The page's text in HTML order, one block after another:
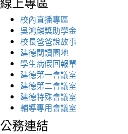
校內直播專區
吳鴻麟獎助學金
校長爸爸說故事
建德閱讀園地
學生病假回報單
建德第一會議室
建德第二會議室
建德特殊會議室
輔導專用會議室
公務連結